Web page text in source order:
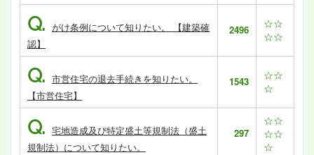
Q. がけ条例について知りたい。 【建築確
認】
2496
☆☆
☆☆
Q. 市営住宅の退去手続きを知りたい。
【市営住宅】
1543
☆☆
☆
Q. 宅地造成及び特定盛土等規制法（盛土
規制法）について知りたい。
297
☆☆
☆☆
☆